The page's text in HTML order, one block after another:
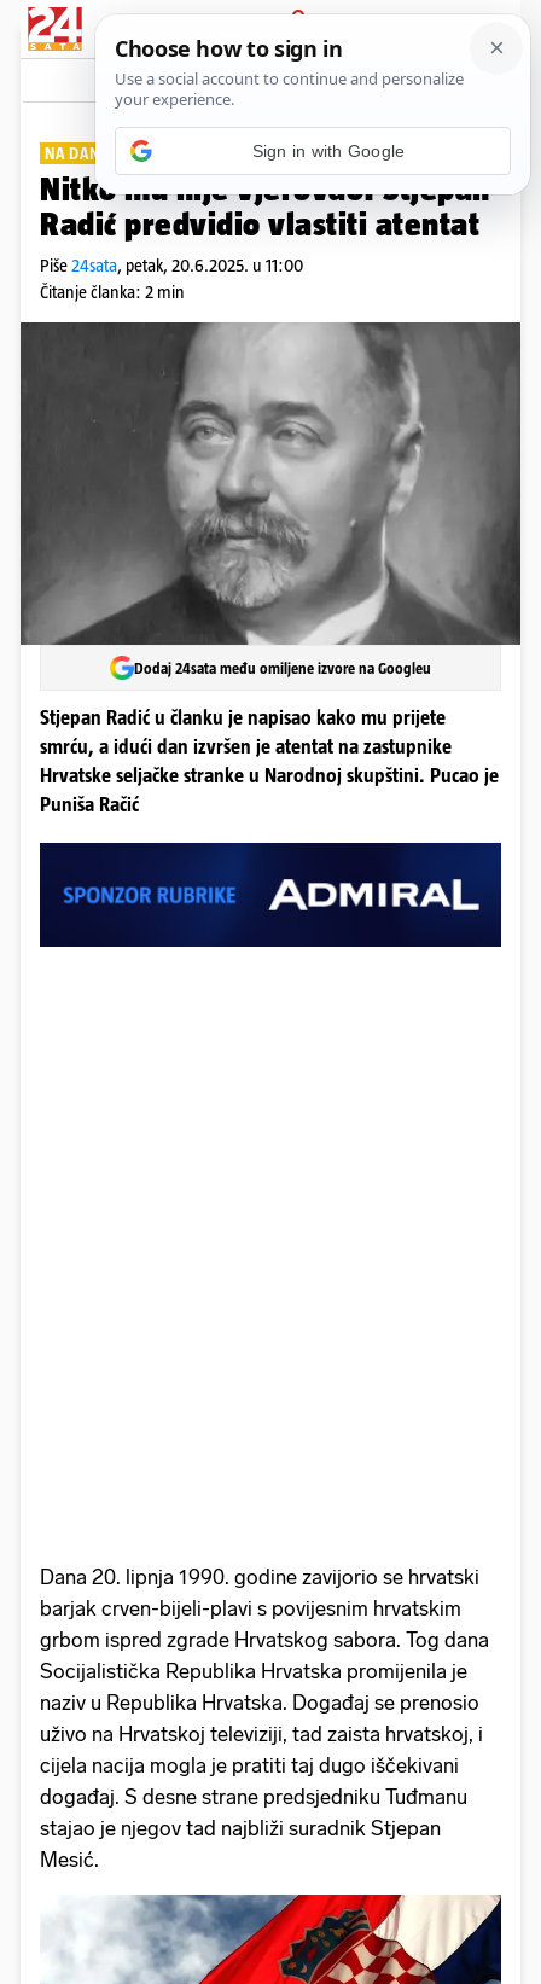
PRIJAVA
Lifestyle Komentari
NA DANAŠNJI DAN
Nitko mu nije vjerovao: Stjepan
Radić predvidio vlastiti atentat
Piše24sata, petak, 20.6.2025. u 11:00
Čitanje članka: 2 min
Dodaj 24sata među omiljene izvore na Googleu
Stjepan Radić u članku je napisao kako mu prijete
smrću, a idući dan izvršen je atentat na zastupnike
Hrvatske seljačke stranke u Narodnoj skupštini. Pucao je
Puniša Račić
Dana 20. lipnja 1990. godine zavijorio se hrvatski
barjak crven-bijeli-plavi s povijesnim hrvatskim
grbom ispred zgrade Hrvatskog sabora. Tog dana
Socijalistička Republika Hrvatska promijenila je
naziv u Republika Hrvatska. Događaj se prenosio
uživo na Hrvatskoj televiziji, tad zaista hrvatskoj, i
cijela nacija mogla je pratiti taj dugo iščekivani
događaj. S desne strane predsjedniku Tuđmanu
stajao je njegov tad najbliži suradnik Stjepan
Mesić.